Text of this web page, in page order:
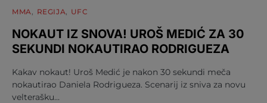
MMA REGIJA UFC
NOKAUT IZ SNOVA! UROŠ MEDIĆ ZA 30
SEKUNDI NOKAUTIRAO RODRIGUEZA
Kakav nokaut! Uroš Medić je nakon 30 sekundi meča
nokautirao Daniela Rodrigueza. Scenarij iz sniva za novu
velterašku…